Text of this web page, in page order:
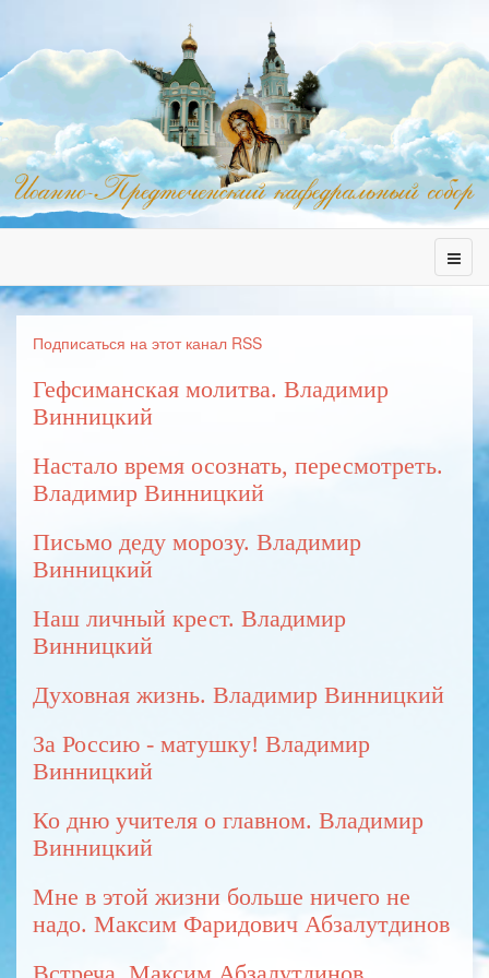
Подписаться на этот канал RSS
Гефсиманская молитва. Владимир
Винницкий
Настало время осознать, пересмотреть.
Владимир Винницкий
Письмо деду морозу. Владимир
Винницкий
Наш личный крест. Владимир
Винницкий
Духовная жизнь. Владимир Винницкий
За Россию - матушку! Владимир
Винницкий
Ко дню учителя о главном. Владимир
Винницкий
Мне в этой жизни больше ничего не
надо. Максим Фаридович Абзалутдинов
Встреча. Максим Абзалутдинов